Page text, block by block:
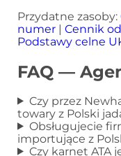
Przydatne zasoby:
numer | Cennik
Podstawy celne
FAQ —
Czy przez
towary z Polski
Obsługujecie
importujące z
Czy karnet ATA